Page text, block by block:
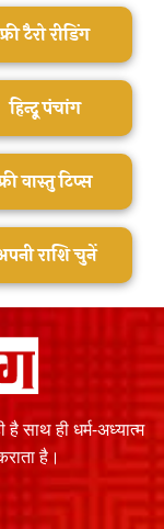
फ्री टैरो रीडिंग
हिन्दू पंचांग
वास्तु टिप्स
राशि चुनें
साथ ही धर्म-अध्यात्म
है।